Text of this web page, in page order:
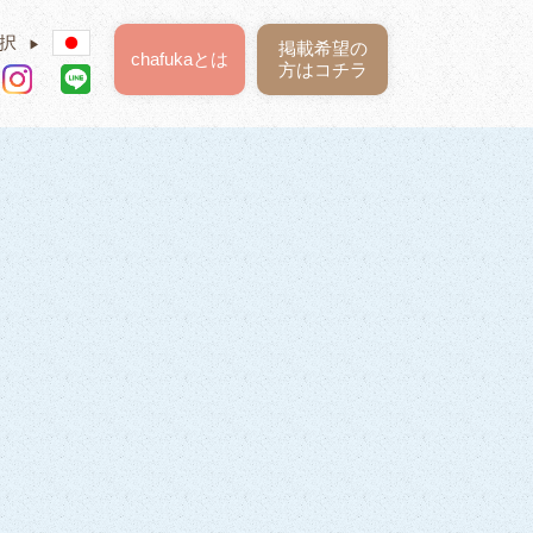
▶
掲載希望の
方はコチラ
chafukaとは